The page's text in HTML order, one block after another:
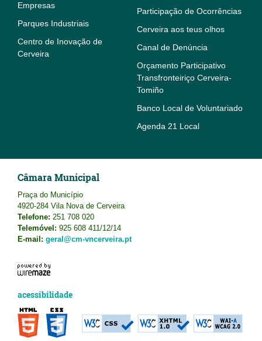
Empresas
Parques Industriais
Centro de Inovação de
Cerveira
Participação de Ocorrências
Cerveira aos teus olhos
Canal de Denúncia
Orçamento Participativo
Transfronteiriço Cerveira-
Tomiño
Banco Local de Voluntariado
Agenda 21 Local
Câmara Municipal
Praça do Município
4920-284 Vila Nova de Cerveira
Telefone: 251 708 020
Telemóvel: 925 608 411/12/14
E-mail: geral@cm-vncerveira.pt
acessibilidade